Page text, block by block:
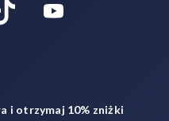
i otrzymaj 10% zniżki